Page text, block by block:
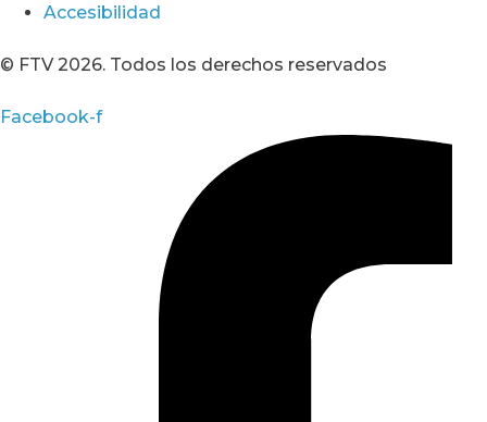
Accesibilidad
© FTV 2026. Todos los derechos reservados
Facebook-f